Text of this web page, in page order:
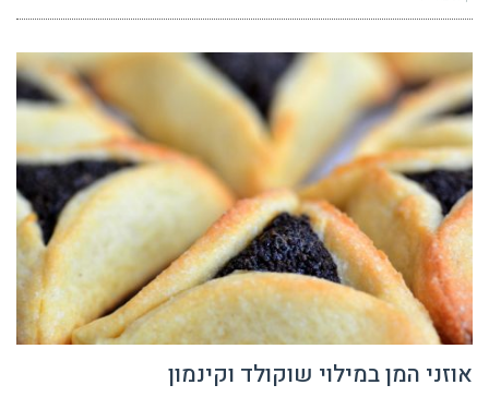
אוזני המן במילוי שוקולד וקינמון
פברואר 21, 2015 8:58 pm אין תגובות